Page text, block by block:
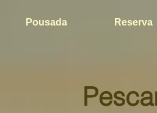
Pousada Reserva